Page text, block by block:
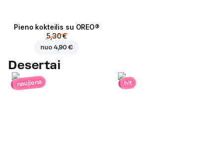
Pieno kokteilis su OREO®
5,30 €
nuo 4,90 €
Desertai
naujiena hit